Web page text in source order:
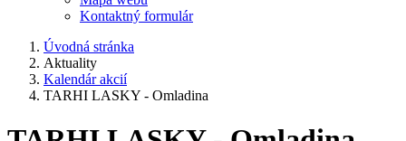
Kontaktný formulár
Úvodná stránka
Aktuality
Kalendár akcií
TARHI LASKY - Omladina